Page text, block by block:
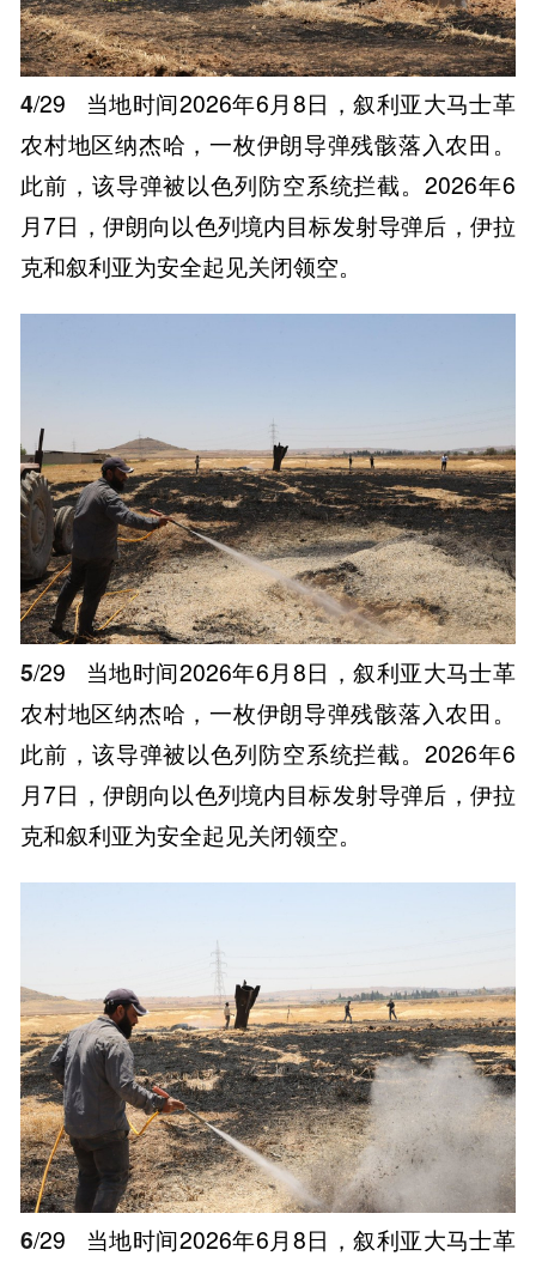
4/29
当地时间2026年6月8日，叙利亚大马士革
农村地区纳杰哈，一枚伊朗导弹残骸落入农田。
此前，该导弹被以色列防空系统拦截。2026年6
月7日，伊朗向以色列境内目标发射导弹后，伊拉
克和叙利亚为安全起见关闭领空。
5/29
当地时间2026年6月8日，叙利亚大马士革
农村地区纳杰哈，一枚伊朗导弹残骸落入农田。
此前，该导弹被以色列防空系统拦截。2026年6
月7日，伊朗向以色列境内目标发射导弹后，伊拉
克和叙利亚为安全起见关闭领空。
6/29
当地时间2026年6月8日，叙利亚大马士革